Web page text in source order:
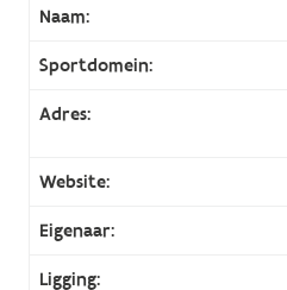
Naam:
Sportdomein:
Adres:
Website:
Eigenaar:
Ligging: